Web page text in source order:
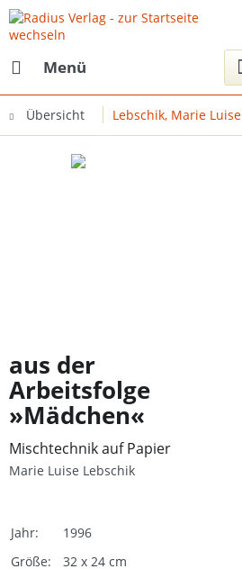
Menü
Übersicht Lebschik, Marie Luise
aus der
Arbeitsfolge
»Mädchen«
Mischtechnik auf Papier
Marie Luise Lebschik
Jahr:
1996
Größe:
32 x 24 cm